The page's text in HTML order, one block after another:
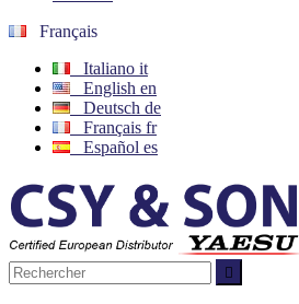
Français
Italiano it
English en
Deutsch de
Français fr
Español es
